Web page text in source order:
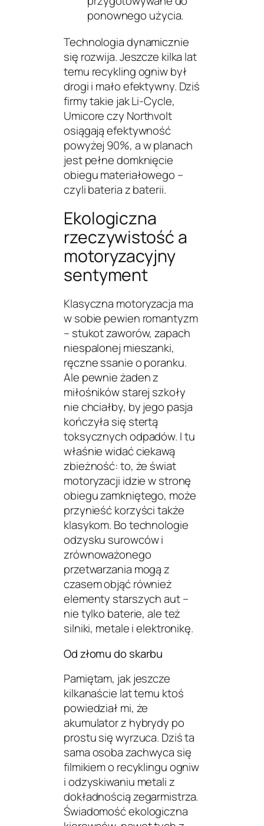
ponownego użycia.
Technologia dynamicznie
się rozwija. Jeszcze kilka lat
temu recykling ogniw był
drogi i mało efektywny. Dziś
firmy takie jak Li-Cycle,
Umicore czy Northvolt
osiągają efektywność
powyżej 90%, a w planach
jest pełne domknięcie
obiegu materiałowego –
czylibateria z baterii.
Ekologiczna
rzeczywistość a
motoryzacyjny
sentyment
Klasyczna motoryzacja ma
w sobie pewien romantyzm
– stukot zaworów, zapach
niespalonej mieszanki,
ręczne ssanie o poranku.
Ale pewnie żaden z
miłośników starej szkoły
nie chciałby, by jego pasja
kończyła się stertą
toksycznych odpadów. I tu
właśnie widać ciekawą
zbieżność: to, że świat
motoryzacji idzie w stronę
obiegu zamkniętego, może
przynieść korzyści także
klasykom. Bo technologie
odzysku surowców i
zrównoważonego
przetwarzania mogą z
czasem objąć również
elementy starszych aut –
nie tylko baterie, ale też
silniki, metale i elektronikę.
Od złomu do skarbu
Pamiętam, jak jeszcze
kilkanaście lat temu ktoś
powiedział mi, że
akumulator z hybrydy po
prostu się wyrzuca. Dziś ta
sama osoba zachwyca się
filmikiem o recyklingu ogniw
i odzyskiwaniu metali z
dokładnością zegarmistrza.
Świadomość ekologiczna